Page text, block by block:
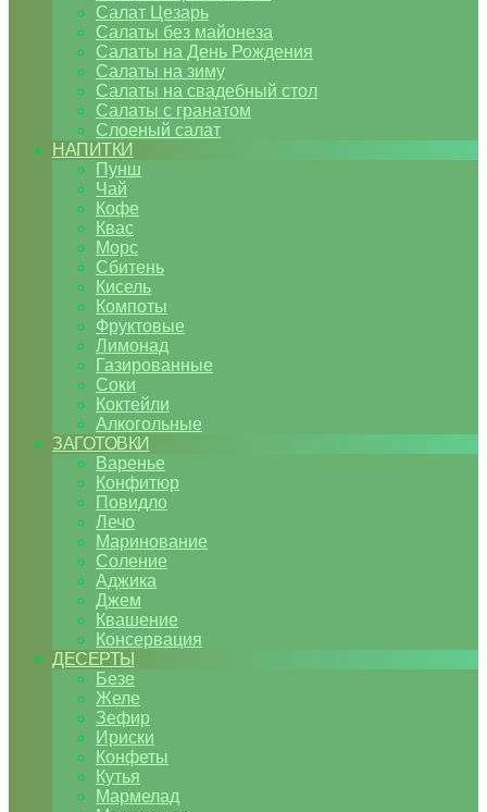
Салат Цезарь
Салаты без майонеза
Салаты на День Рождения
Салаты на зиму
Салаты на свадебный стол
Салаты с гранатом
Слоеный салат
НАПИТКИ
Пунш
Чай
Кофе
Квас
Морс
Сбитень
Кисель
Компоты
Фруктовые
Лимонад
Газированные
Соки
Коктейли
Алкогольные
ЗАГОТОВКИ
Варенье
Конфитюр
Повидло
Лечо
Маринование
Соление
Аджика
Джем
Квашение
Консервация
ДЕСЕРТЫ
Безе
Желе
Зефир
Ириски
Конфеты
Кутья
Мармелад